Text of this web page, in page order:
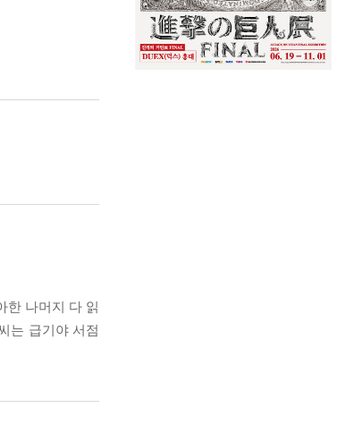
한 나머지 다 읽
는 급기야 서점